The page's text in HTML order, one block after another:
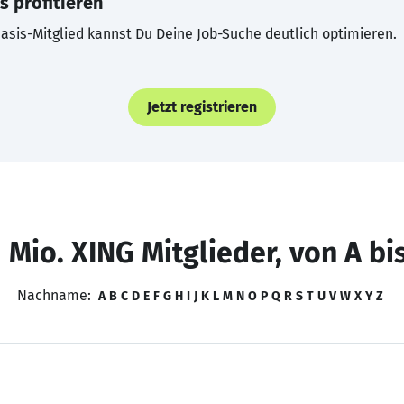
Mitglied kannst Du Deine Job-Suche deutlich optimieren.
Jetzt registrieren
Mio. XING Mitglieder, von A
Nachname: A B C D E F G H I J K L M N O P Q R S T U V W X Y Z